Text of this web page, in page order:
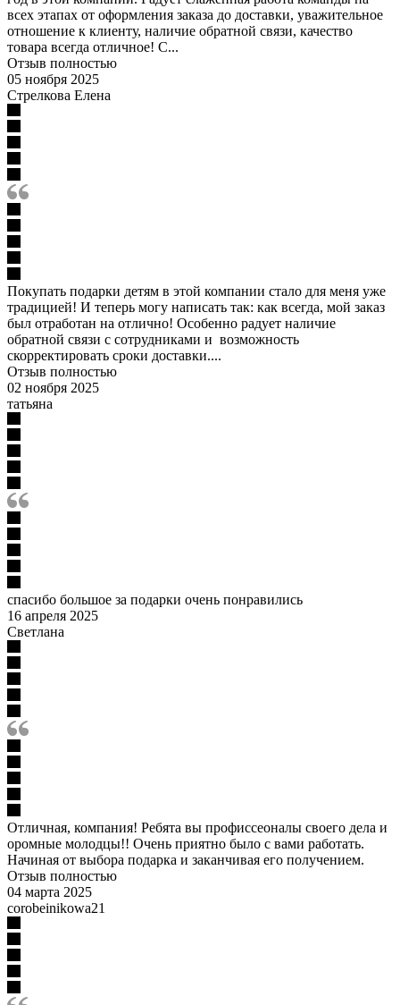
всех этапах от оформления заказа до доставки, уважительное
отношение к клиенту, наличие обратной связи, качество
товара всегда отличное! С...
Отзыв полностью
05 ноября 2025
Стрелкова Елена
Покупать подарки детям в этой компании стало для меня уже
традицией! И теперь могу написать так: как всегда, мой заказ
был отработан на отлично! Особенно радует наличие
обратной связи с сотрудниками и возможность
скорректировать сроки доставки....
Отзыв полностью
02 ноября 2025
татьяна
спасибо большое за подарки очень понравились
16 апреля 2025
Светлана
Отличная, компания! Ребята вы профиссеоналы своего дела и
оромные молодцы!! Очень приятно было с вами работать.
Начиная от выбора подарка и заканчивая его получением.
Отзыв полностью
04 марта 2025
corobeinikowa21